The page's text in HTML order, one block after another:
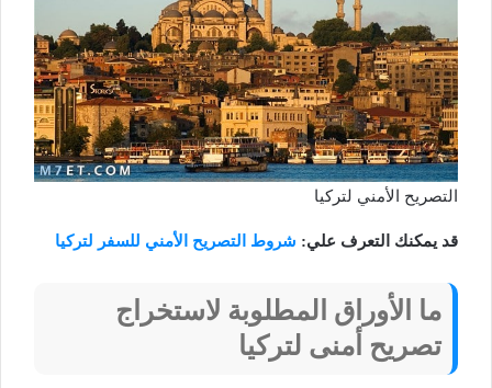
التصريح الأمني لتركيا
قد يمكنك التعرف علي: شروط التصريح الأمني للسفر لتركيا
ما الأوراق المطلوبة لاستخراج
تصريح أمنى لتركيا